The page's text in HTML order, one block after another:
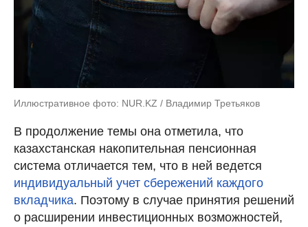
Иллюстративное фото: NUR.KZ / Владимир Третьяков
В продолжение темы она отметила, что
казахстанская накопительная пенсионная
система отличается тем, что в ней ведется
индивидуальный учет сбережений каждого
вкладчика. Поэтому в случае принятия решений
о расширении инвестиционных возможностей,